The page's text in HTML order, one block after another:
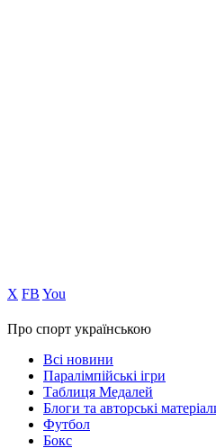
Х FB You
Про спорт українською
Всі новини
Паралімпійські ігри
Таблиця Медалей
Блоги та авторські
Футбол
Бокс